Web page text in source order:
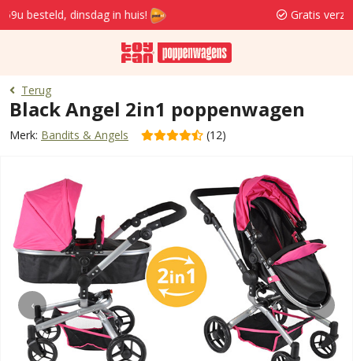
Gratis verzenden en retourneren va. 19,95
Terug
Black Angel 2in1 poppenwagen
Merk: Bandits & Angels (12)
‹ ›